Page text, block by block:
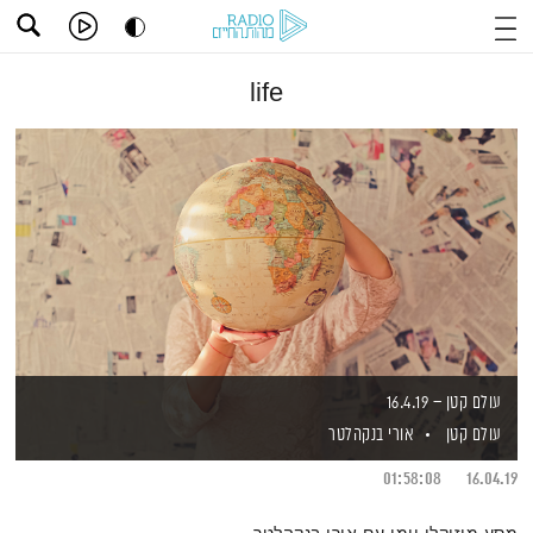
life
עולם קטן – 16.4.19
עולם קטן
אורי בנקהלטר
16.04.19
01:58:08